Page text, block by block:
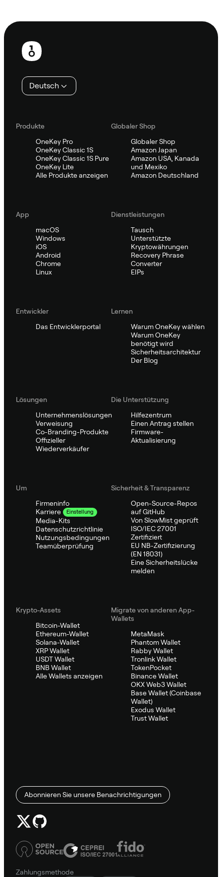
Fußzeile
Deutsch
Produkte
OneKey Pro
OneKey Classic 1S
OneKey Classic 1S Pure
OneKey Lite
Alle Produkte anzeigen
Globaler Shop
Globaler Shop
Amazon Japan
Amazon USA, Kanada
und Mexiko
Amazon Deutschland
App
macOS
Windows
iOS
Android
Chrome
Linux
Dienstleistungen
Tausch
Unterstützte
Kryptowährungen
Recovery Phrase
Converter
EIPs
Entwickler
Das Entwicklerportal
Lernen
Warum OneKey wählen
Warum OneKey
benötigt wird
Sicherheitsarchitektur
Der Blog
Lösungen
Unternehmenslösungen
Verweisung
Co-Branding-Produkte
Offizieller
Wiederverkäufer
Die Unterstützung
Hilfezentrum
Einen Antrag stellen
Firmware-
Aktualisierung
Um
Firmeninfo
Karriere
Einstellung
Media-Kits
Datenschutzrichtlinie
Nutzungsbedingungen
Teamüberprüfung
Sicherheit & Transparenz
Open-Source-Repos
auf GitHub
Von SlowMist geprüft
ISO/IEC 27001
Zertifiziert
EU NB-Zertifizierung
(EN 18031)
Eine Sicherheitslücke
melden
Krypto-Assets
Bitcoin-Wallet
Ethereum-Wallet
Solana-Wallet
XRP Wallet
USDT Wallet
BNB Wallet
Alle Wallets anzeigen
Migrate von anderen App-
Wallets
MetaMask
Phantom Wallet
Rabby Wallet
Tronlink Wallet
TokenPocket
Binance Wallet
OKX Web3 Wallet
Base Wallet (Coinbase
Wallet)
Exodus Wallet
Trust Wallet
Abonnieren Sie unsere Benachrichtigungen
Zahlungsmethode